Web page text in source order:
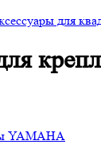
для
YAMAHA